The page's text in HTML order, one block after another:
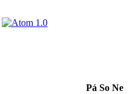
Pá So Ne